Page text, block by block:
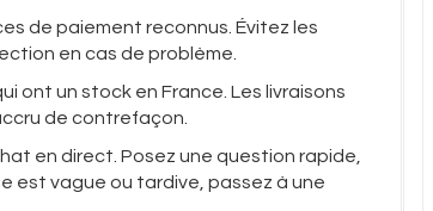
de paiement reconnus. Évitez les
en cas de problème.
ont un stock en France. Les livraisons
de contrefaçon.
en direct. Posez une question rapide,
est vague ou tardive, passez à une